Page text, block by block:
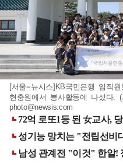
[서울=뉴시스]KB국민은행 임직
현충원에서 봉사활동에 나섰다.
photo@newsis.com